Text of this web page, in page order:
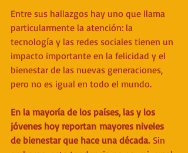
Entre sus hallazgos hay uno que llama
particularmente la atención: la
tecnología y las redes sociales tienen un
impacto importante en la felicidad y el
bienestar de las nuevas generaciones,
pero no es igual en todo el mundo.
En la mayoría de los países, las y los
jóvenes hoy reportan mayores niveles
de bienestar que hace una década. Sin